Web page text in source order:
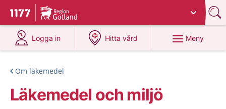
Till startsidan för 1177
Du har valt region
Logga in
på 1177.se
Hitta vård
på 1177.se
Meny
Om läkemedel
Läkemedel och miljö